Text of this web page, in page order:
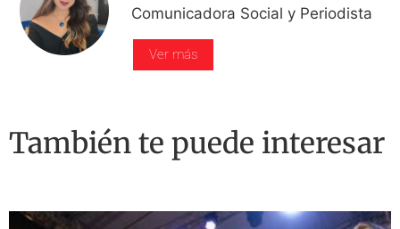
Comunicadora Social y Periodista
Ver más
También te puede interesar